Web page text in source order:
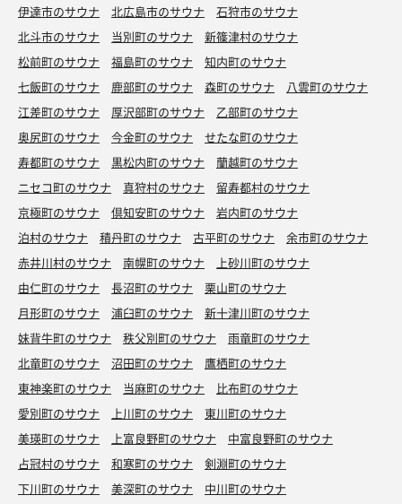
伊達市のサウナ
北広島市のサウナ
石狩市のサウナ
北斗市のサウナ
当別町のサウナ
新篠津村のサウナ
松前町のサウナ
福島町のサウナ
知内町のサウナ
七飯町のサウナ
鹿部町のサウナ 森町のサウナ
八雲町のサウナ
江差町のサウナ
厚沢部町のサウナ
乙部町のサウナ
奥尻町のサウナ
今金町のサウナ
せたな町のサウナ
寿都町のサウナ
黒松内町のサウナ
蘭越町のサウナ
ニセコ町のサウナ
真狩村のサウナ
留寿都村のサウナ
京極町のサウナ
倶知安町のサウナ
岩内町のサウナ
泊村のサウナ
積丹町のサウナ 古平町のサウナ
余市町のサウナ
赤井川村のサウナ
南幌町のサウナ
上砂川町のサウナ
由仁町のサウナ
長沼町のサウナ
栗山町のサウナ
月形町のサウナ
浦臼町のサウナ
新十津川町のサウナ
妹背牛町のサウナ
秩父別町のサウナ
雨竜町のサウナ
北竜町のサウナ
沼田町のサウナ
鷹栖町のサウナ
東神楽町のサウナ
当麻町のサウナ
比布町のサウナ
愛別町のサウナ
上川町のサウナ
東川町のサウナ
美瑛町のサウナ
上富良野町のサウナ
中富良野町のサウナ
占冠村のサウナ
和寒町のサウナ
剣淵町のサウナ
下川町のサウナ
美深町のサウナ
中川町のサウナ